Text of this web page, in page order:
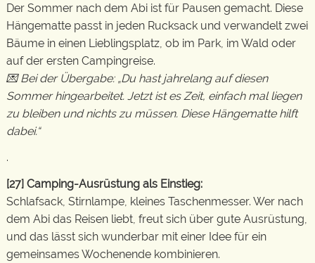
Der Sommer nach dem Abi ist für Pausen gemacht. Diese
Hängematte passt in jeden Rucksack und verwandelt zwei
Bäume in einen Lieblingsplatz, ob im Park, im Wald oder
auf der ersten Campingreise.
💌 Bei der Übergabe: „Du hast jahrelang auf diesen
Sommer hingearbeitet. Jetzt ist es Zeit, einfach mal liegen
zu bleiben und nichts zu müssen. Diese Hängematte hilft
dabei.“
.
[27] Camping-Ausrüstung als Einstieg:
Schlafsack, Stirnlampe, kleines Taschenmesser. Wer nach
dem Abi das Reisen liebt, freut sich über gute Ausrüstung,
und das lässt sich wunderbar mit einer Idee für ein
gemeinsames Wochenende kombinieren.